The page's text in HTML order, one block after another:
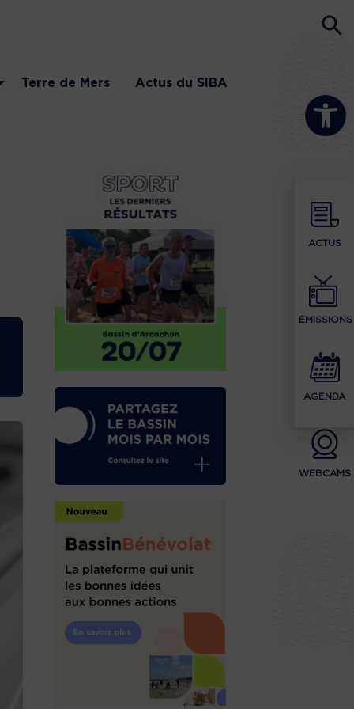
Ouvrir la
ACTUS
ÉMISSIONS
AGENDA
WEBCAMS
Terre de Mers Actus du SIBA